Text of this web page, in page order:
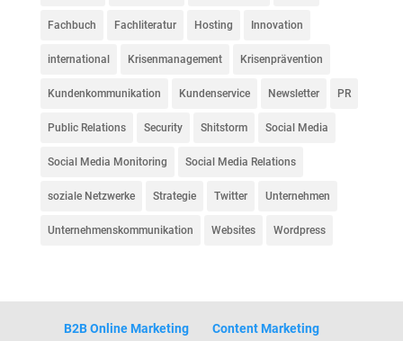
Fachbuch Fachliteratur Hosting Innovation
international Krisenmanagement Krisenprävention
Kundenkommunikation Kundenservice Newsletter PR
Public Relations Security Shitstorm Social Media
Social Media Monitoring Social Media Relations
soziale Netzwerke Strategie Twitter Unternehmen
Unternehmenskommunikation Websites Wordpress
B2B Online Marketing
Content Marketing